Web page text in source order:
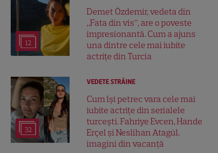
12
Demet Özdemir, vedeta din
„Fata din vis”, are o poveste
impresionantă. Cum a ajuns
una dintre cele mai iubite
actrițe din Turcia
32
VEDETE STRĂINE
Cum își petrec vara cele mai
iubite actrițe din serialele
turcești. Fahriye Evcen, Hande
Erçel și Neslihan Atagül,
imagini din vacanță